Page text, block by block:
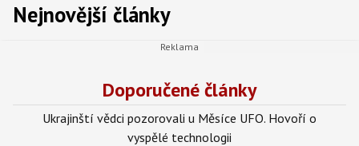
Nejnovější články
Doporučené články
Ukrajinští vědci pozorovali u Měsíce UFO. Hovoří o
vyspělé technologii